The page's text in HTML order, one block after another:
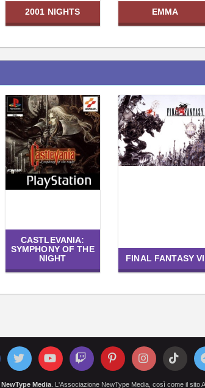
2001 NIGHTS EMMA
CASTLEVANIA:
SYMPHONY OF THE
NIGHT
FINAL FANTASY VI
Media. L'Associazione NewType Media, così come il sito